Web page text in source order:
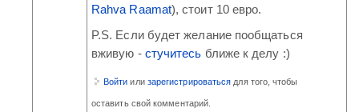
Rahva Raamat), стоит 10 евро.
P.S. Если будет желание пообщаться
вживую - стучитесь ближе к делу :)
Войти или зарегистрироваться для того, чтобы
оставить свой комментарий.